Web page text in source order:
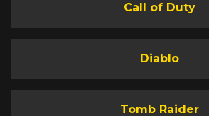
Call of Duty
Diablo
Tomb Raider